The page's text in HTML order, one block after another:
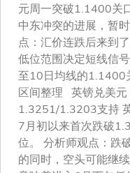
元周一突破1.1400关
中东冲突的进展，暂
点：汇价连跌后来到
低位范围决定短线信
至10日均线的1.1400
区间整理 英镑兑美
1.3251/1.3203支持
7月初以来首次跌破
位。 分析师观点：跌
的同时，空头可能继